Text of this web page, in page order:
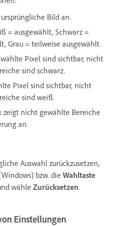
Bild an.
= ausgewählt, Schwarz =
Grau = teilweise ausgewählt.
Pixel sind sichtbar, nicht
sind schwarz.
Pixel sind sichtbar, nicht
sind weiß.
: zeigt nicht gewählte Bereiche
an.
Auswahl zurückzusetzen,
bzw. dieWahltaste
wähle Zurücksetzen.
Einstellungen